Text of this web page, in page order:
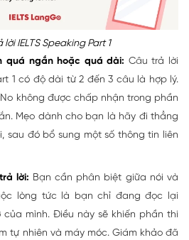
lời IELTS Speaking Part 1
quá ngắn hoặc quá dài: Câu trả lời
1 có độ dài từ 2 đến 3 câu là hợp lý.
không được chấp nhận trong phần
Mẹo dành cho bạn là hãy đi thẳng
sau đó bổ sung một số thông tin liên
lời: Bạn cần phân biệt giữa nói và
lòng tức là bạn chỉ đang đọc lại
mình. Điều này sẽ khiến phần thi
tự nhiên và máy móc. Giám khảo đã